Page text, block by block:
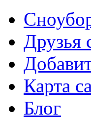
Друзья
Карта
Блог